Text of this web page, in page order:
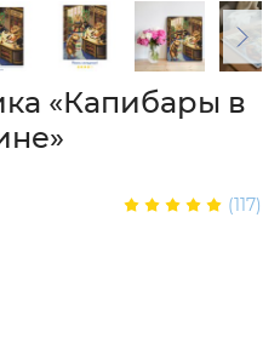
«Капибары в
(117)